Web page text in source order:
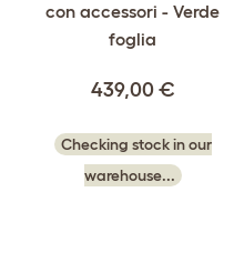
con accessori - Verde
foglia
439,00 €
Checking stock in our
warehouse...